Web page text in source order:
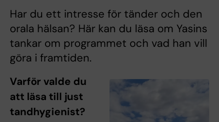
Har du ett intresse för tänder och den
orala hälsan? Här kan du läsa om Yasins
tankar om programmet och vad han vill
göra i framtiden.
Varför valde du
att läsa till just
tandhygienist?